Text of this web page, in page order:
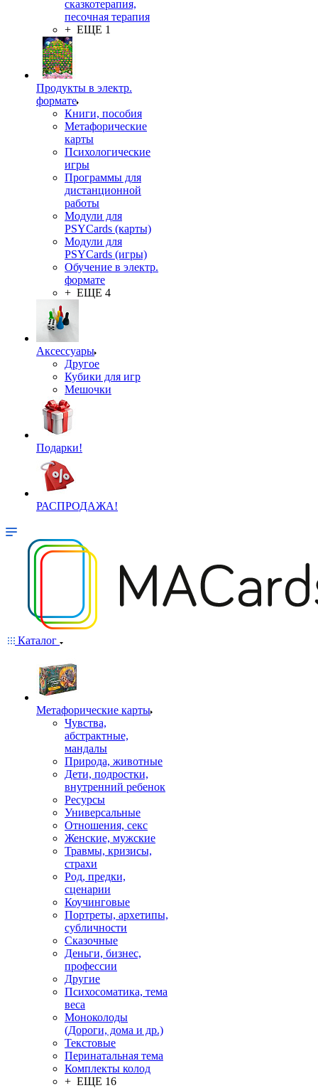
сказкотерапия,
песочная терапия
+ ЕЩЕ 1
Продукты в электр.
формате
Книги, пособия
Метафорические
карты
Психологические
игры
Программы для
дистанционной
работы
Модули для
PSYCards (карты)
Модули для
PSYCards (игры)
Обучение в электр.
формате
+ ЕЩЕ 4
Аксессуары
Другое
Кубики для игр
Мешочки
Подарки!
РАСПРОДАЖА!
Каталог
Mетафорические карты
Чувства,
абстрактные,
мандалы
Природа, животные
Дети, подростки,
внутренний ребенок
Ресурсы
Универсальные
Отношения, секс
Женские, мужские
Травмы, кризисы,
страхи
Род, предки,
сценарии
Коучинговые
Портреты, архетипы,
субличности
Сказочные
Деньги, бизнес,
профессии
Другие
Психосоматика, тема
веса
Моноколоды
(Дороги, дома и др.)
Текстовые
Перинатальная тема
Комплекты колод
+ ЕЩЕ 16